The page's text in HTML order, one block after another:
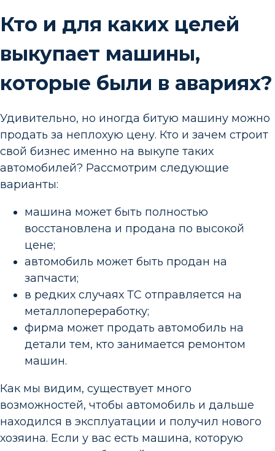
Кто и для каких целей
выкупает машины,
которые были в авариях?
Удивительно, но иногда битую машину можно
продать за неплохую цену. Кто и зачем строит
свой бизнес именно на выкупе таких
автомобилей? Рассмотрим следующие
варианты:
машина может быть полностью
восстановлена и продана по высокой
цене;
автомобиль может быть продан на
запчасти;
в редких случаях ТС отправляется на
металлопереработку;
фирма может продать автомобиль на
детали тем, кто занимается ремонтом
машин.
Как мы видим, существует много
возможностей, чтобы автомобиль и дальше
находился в эксплуатации и получил нового
хозяина. Если у вас есть машина, которую